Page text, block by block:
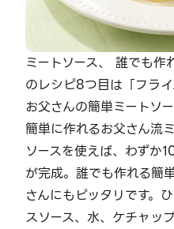
ミートソース、 誰でも作
のレシピ8つ目は「フラ
お父さんの簡単ミートソー
簡単に作れるお父さん流
ソースを使えば、わずか
が完成。誰でも作れる簡
さんにもピッタリです。
スソース、水、ケチャッ